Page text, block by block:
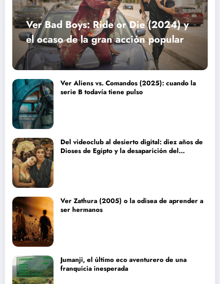
Ver Bad Boys: Ride or Die (2024) y
el ocaso de la gran acción popular
Ver Aliens vs. Comandos (2025): cuando la
serie B todavía tiene pulso
Del videoclub al desierto digital: diez años de
Dioses de Egipto y la desaparición del
Ver Zathura (2005) o la odisea de aprender a
ser hermanos
Jumanji, el último eco aventurero de una
franquicia inesperada